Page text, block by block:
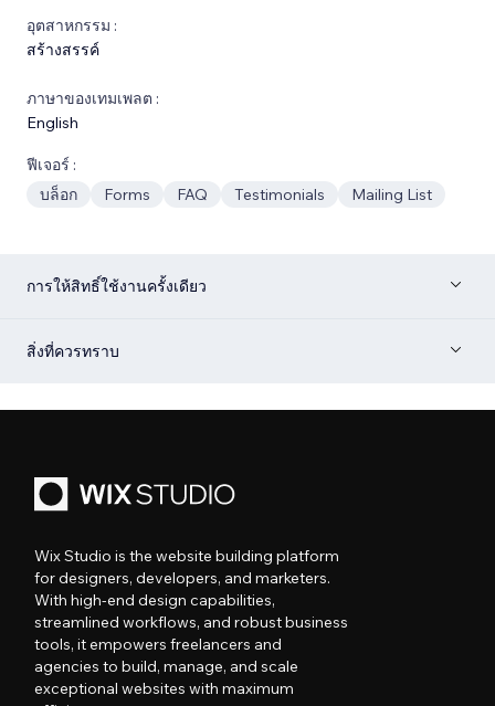
อุตสาหกรรม :
สร้างสรรค์
ภาษาของเทมเพลต :
English
ฟีเจอร์ :
บล็อก
Forms FAQ Testimonials Mailing List
การให้สิทธิ์ใช้งานครั้งเดียว
สิ่งที่ควรทราบ
Wix Studio is the website building platform
for designers, developers, and marketers.
With high-end design capabilities,
streamlined workflows, and robust business
tools, it empowers freelancers and
agencies to build, manage, and scale
exceptional websites with maximum